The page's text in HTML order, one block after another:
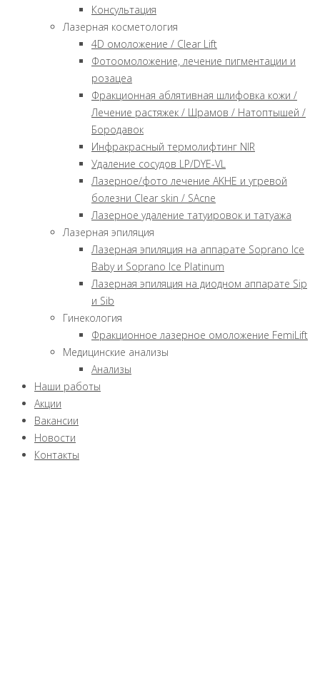
Консультация
Лазерная косметология
4D омоложение / Clear Lift
Фотоомоложение, лечение пигментации и
розацеа
Фракционная аблятивная шлифовка кожи /
Лечение растяжек / Шрамов / Натоптышей /
Бородавок
Инфракрасный термолифтинг NIR
Удаление сосудов LP/DYE-VL
Лазерное/фото лечение AKHE и угревой
болезни Clear skin / SAcne
Лазерное удаление татуировок и татуажа
Лазерная эпиляция
Лазерная эпиляция на аппарате Soprano Ice
Baby и Soprano Ice Platinum
Лазерная эпиляция на диодном аппарате Sip
и Sib
Гинекология
Фракционное лазерное омоложение FemiLift
Медицинские анализы
Анализы
Наши работы
Акции
Вакансии
Новости
Контакты